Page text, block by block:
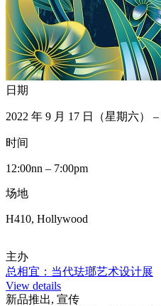
日期
2022 年 9 月 17 日（星期六）
时间
12:00nn – 7:00pm
场地
H410, Hollywood
主办
总相宜：当代珐瑯艺术设计展
View details
新品推出, 宣传